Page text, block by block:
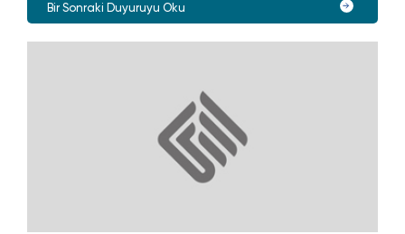
Bir Sonraki Duyuruyu Oku